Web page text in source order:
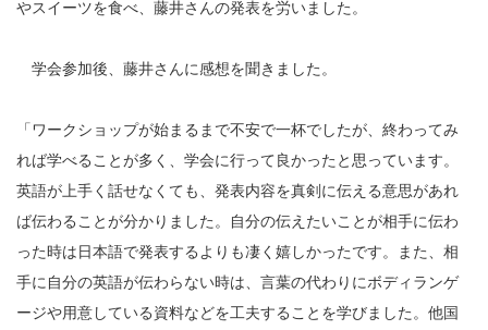
やスイーツを食べ、藤井さんの発表を労いました。
学会参加後、藤井さんに感想を聞きました。
「ワークショップが始まるまで不安で一杯でしたが、終わってみ
れば学べることが多く、学会に行って良かったと思っています。
英語が上手く話せなくても、発表内容を真剣に伝える意思があれ
ば伝わることが分かりました。自分の伝えたいことが相手に伝わ
った時は日本語で発表するよりも凄く嬉しかったです。また、相
手に自分の英語が伝わらない時は、言葉の代わりにボディランゲ
ージや用意している資料などを工夫することを学びました。他国